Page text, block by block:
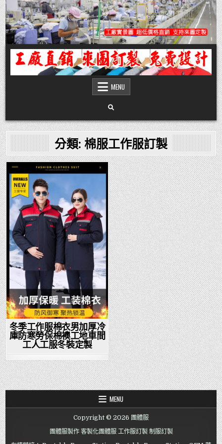
Skip
to
content
團體服
團體服製作,公司企業工作制服POLO衫T恤訂製推薦,做班系校服定製價格,台灣香
港客製化衣服裝工廠商
MENU
分類: 棉服工作服訂製
Posted
in
冬季工作服棉衣男加厚冷
庫防寒勞保棉襖工地車間
工人工服冬裝定製
MENU
Copyright © 2026 團體服
團體服製作 客製化團體服 工作服訂製 制服訂製